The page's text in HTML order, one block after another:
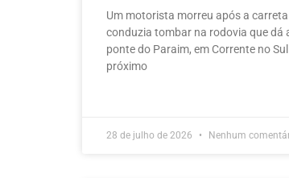
Um motorista morreu após a
conduzia tombar na rodovia que dá
ponte do Paraim, em Corrente no
próximo
28 de julho de 2026 Nenhum